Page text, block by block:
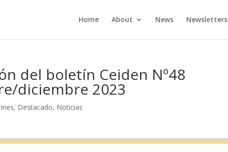
Home About News Newsletters
del boletín Ceiden Nº48
diciembre 2023
, Destacado, Noticias